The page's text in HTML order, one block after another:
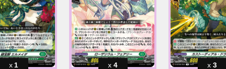
1 4 3